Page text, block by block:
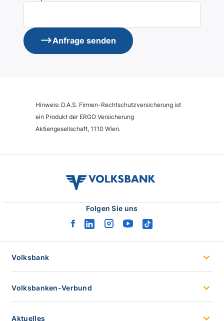
Anfrage senden
Hinweis: D.A.S. Firmen-Rechtschutzversicherung ist
ein Produkt der ERGO Versicherung
Aktiengesellschaft, 1110 Wien.
volksbank
Folgen Sie uns
facebook
linkedininstagram
youtubetiktok
Volksbank
Volksbanken-Verbund
Aktuelles